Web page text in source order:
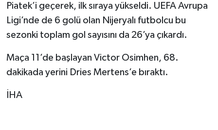
Piatek’i geçerek, ilk sıraya yükseldi. UEFA Avrupa
Ligi’nde de 6 golü olan Nijeryalı futbolcu bu
sezonki toplam gol sayısını da 26’ya çıkardı.
Maça 11’de başlayan Victor Osimhen, 68.
dakikada yerini Dries Mertens’e bıraktı.
İHA